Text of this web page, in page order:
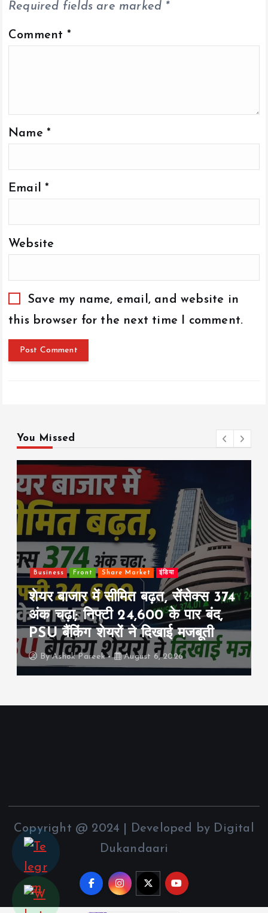
Required fields are marked *
Comment *
Name *
Email *
Website
Save my name, email, and website in
this browser for the next time I comment.
You Missed
Front इंडिया खेल
श्रीलंका टेस्ट सीरीज से पहले टीम इंडिया
की बड़ी तैयारी, आज से श्रीलंका इलेवन
के खिलाफ वार्म-अप मैच
ByAshok Pareek August 6, 2026
Copyright @ 2024 | Developed by Digital
Dukandaari